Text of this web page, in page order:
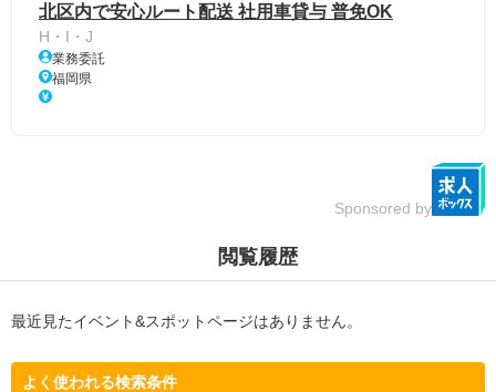
北区内で安心ルート配送 社用車貸与 普免OK
H・I・J
業務委託
福岡県
Sponsored by
閲覧履歴
最近見たイベント&スポットページはありません。
よく使われる検索条件